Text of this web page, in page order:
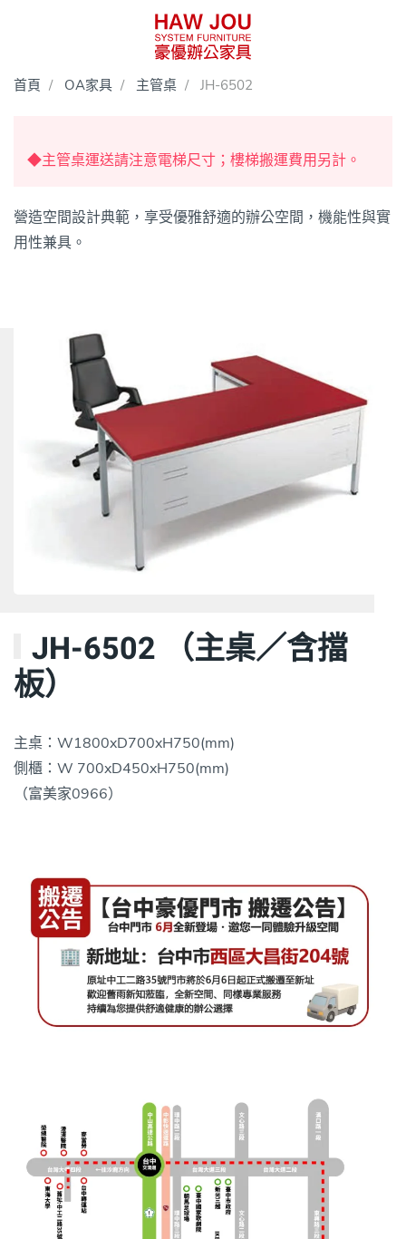
首頁 OA家具 主管桌 JH-6502
◆主管桌運送請注意電梯尺寸；樓梯搬運費用另計。
營造空間設計典範，享受優雅舒適的辦公空間，機能性與實
用性兼具。
JH-6502 （主桌／含擋
板）
主桌：W1800xD700xH750(mm)
側櫃：W 700xD450xH750(mm)
（富美家0966）